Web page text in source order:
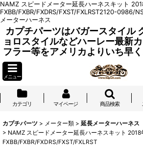
NAMZ スピードメーター延長ハーネスキット
FXBB/FXBR/FXDRS/FXST/FXLRST2120-0986/
メーターハーネス
カプチパーツはバガースタイル
ョロスタイルなどハーレー最新
フラー等をアメリカよりいち早
メニュー
カテゴリ マイページ 商品検索
カプチパーツ > メーター類 > 延長メーターハーネス
> NAMZ スピードメーター延長ハーネスキット 2018
FXBB/FXBR/FXDRS/FXST/FXLRST